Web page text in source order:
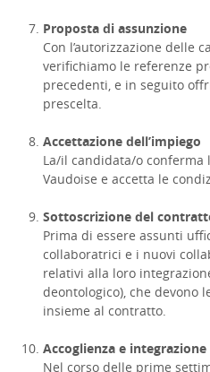
Proposta di assunzione
Con l’autorizzazione delle
verifichiamo le referenze
precedenti, e in seguito
prescelta.
Accettazione dell’impiego
La/il candidata/o conferma
Vaudoise e accetta le
Sottoscrizione del
Prima di essere assunti
collaboratrici e i nuovi
relativi alla loro
deontologico), che devono
insieme al contratto.
Accoglienza e
Nel corso delle prime